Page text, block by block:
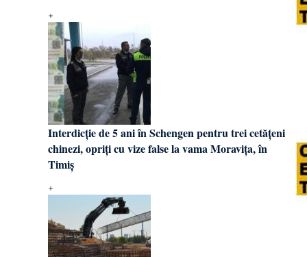
Interdicție de 5 ani în Schengen pentru trei cetățeni
chinezi, opriți cu vize false la vama Moravița, în
Timiș